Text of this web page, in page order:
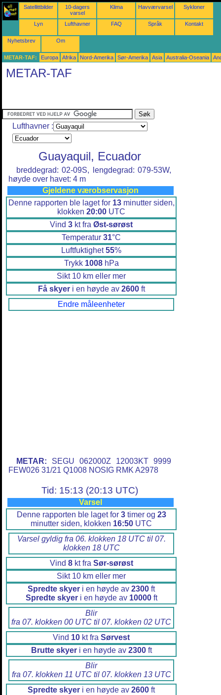
Satellittbilder
10-dagers
varsel
Klima Havværvarsel Sykloner
Lyn Lufthavner FAQ Språk Kontakt
Nyhetsbrev Om
METAR-TAF: Europa Afrika Nord-Amerika Sør-Amerika Asia Australia-Oseania
METAR-TAF
Lufthavner :
Guayaquil, Ecuador
breddegrad: 02-09S, lengdegrad: 079-53W,
høyde over havet: 4 m
Gjeldene værobservasjon
Denne rapporten ble laget for 13minutter siden,
klokken 20:00 UTC
Vind 3 kt fra Øst-sørøst
Temperatur 31°C
Luftfuktighet55%
Trykk 1008hPa
Sikt 10 km eller mer
Få skyeri en høyde av 2600ft
Endre måleenheter
METAR: SEGU 062000Z 12003KT 9999
FEW026 31/21 Q1008 NOSIG RMK A2978
Tid: 15:13 (20:13 UTC)
Varsel
Denne rapporten ble laget for 3timer og 23
minutter siden, klokken 16:50 UTC
Varsel gyldig fra 06. klokken 18 UTC til 07.
klokken 18 UTC
Vind 8kt fra Sør-sørøst
Sikt 10 km eller mer
Spredte skyer i en høyde av 2300 ft
Spredte skyeri en høyde av 10000ft
Blir
fra 07. klokken 00 UTC til 07. klokken 02 UTC
Vind 10 kt fra Sørvest
Brutte skyeri en høyde av 2300ft
Blir
fra 07. klokken 11 UTC til 07. klokken 13 UTC
Spredte skyer i en høyde av 2600 ft